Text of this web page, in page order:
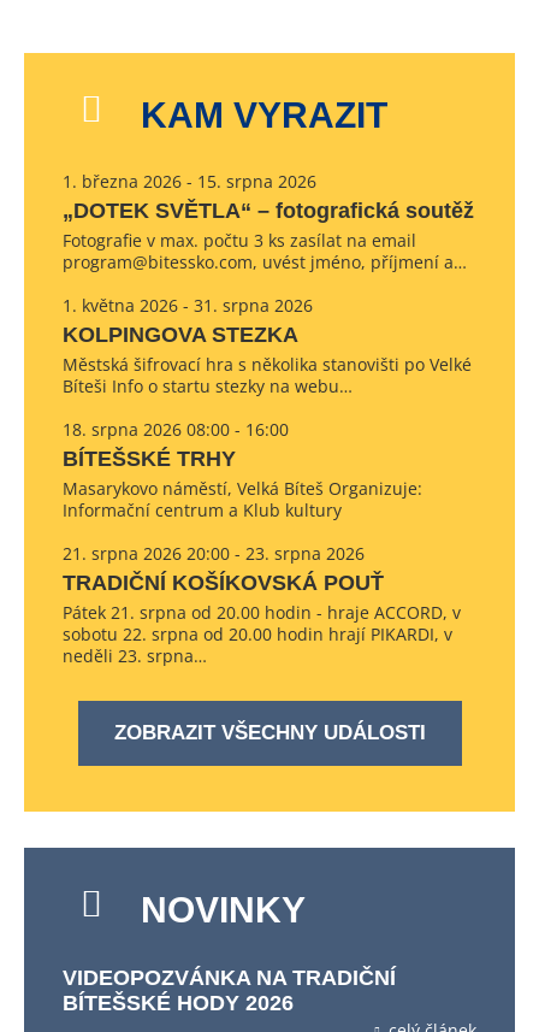
KAM VYRAZIT
1. března 2026 - 15. srpna 2026
„DOTEK SVĚTLA“ – fotografická soutěž
Fotografie v max. počtu 3 ks zasílat na email
program@bitessko.com, uvést jméno, příjmení a…
1. května 2026 - 31. srpna 2026
KOLPINGOVA STEZKA
Městská šifrovací hra s několika stanovišti po Velké
Bíteši Info o startu stezky na webu…
18. srpna 2026 08:00 - 16:00
BÍTEŠSKÉ TRHY
Masarykovo náměstí, Velká Bíteš Organizuje:
Informační centrum a Klub kultury
21. srpna 2026 20:00 - 23. srpna 2026
TRADIČNÍ KOŠÍKOVSKÁ POUŤ
Pátek 21. srpna od 20.00 hodin - hraje ACCORD, v
sobotu 22. srpna od 20.00 hodin hrají PIKARDI, v
neděli 23. srpna…
ZOBRAZIT VŠECHNY UDÁLOSTI
NOVINKY
VIDEOPOZVÁNKA NA TRADIČNÍ
BÍTEŠSKÉ HODY 2026